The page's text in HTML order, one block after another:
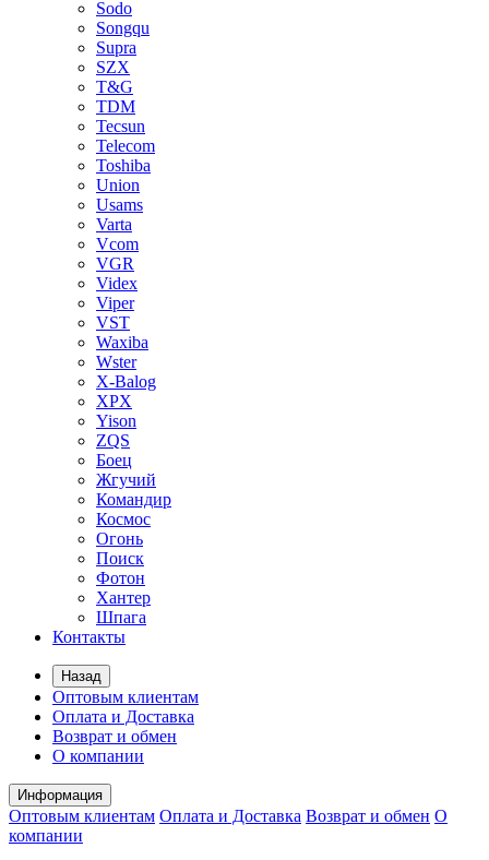
Sodo
Songqu
Supra
SZX
T&G
TDM
Tecsun
Telecom
Toshiba
Union
Usams
Varta
Vcom
VGR
Videx
Viper
VST
Waxiba
Wster
X-Balog
XPX
Yison
ZQS
Боец
Жгучий
Командир
Космос
Огонь
Поиск
Фотон
Хантер
Шпага
Контакты
Назад
Оптовым клиентам
Оплата и Доставка
Возврат и обмен
О компании
Информация
Оптовым клиентам Оплата и Доставка Возврат и обмен О
компании